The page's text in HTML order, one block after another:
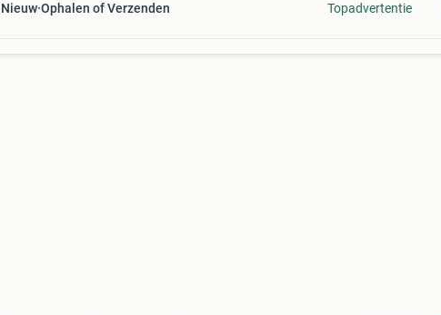
Nieuw Ophalen of Verzenden Topadvertentie